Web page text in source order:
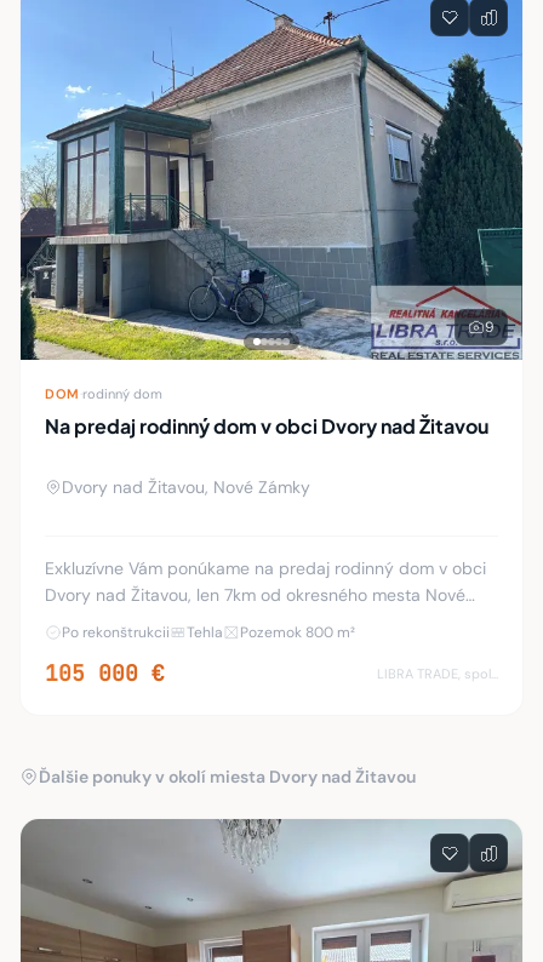
9
DOM rodinný dom
Na predaj rodinný dom v obci Dvory nad Žitavou
Dvory nad Žitavou, Nové Zámky
Exkluzívne Vám ponúkame na predaj rodinný dom v obci
Dvory nad Žitavou, len 7km od okresného mesta Nové
Zámky, Výhodou tohto domu: • suterén: kuchyňa, sklad,
Po rekonštrukcii Tehla Pozemok 800 m²
105 000 €
Ďalšie ponuky v okolí miesta Dvory nad Žitavou